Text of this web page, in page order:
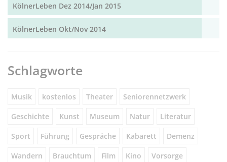
KölnerLeben Dez 2014/Jan 2015
KölnerLeben Okt/Nov 2014
Schlagworte
Musik kostenlos Theater Seniorennetzwerk
Geschichte Kunst Museum Natur Literatur
Sport Führung Gespräche Kabarett Demenz
Wandern Brauchtum Film Kino Vorsorge